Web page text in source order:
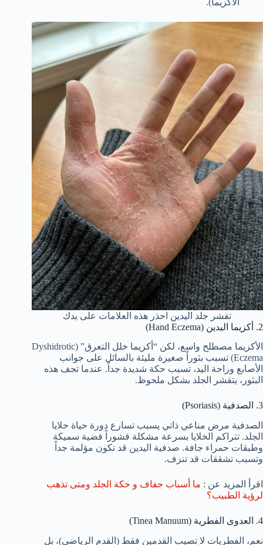
الأكزيما).
تقشر جلد اليدين احذر هذه العلامات على يدك
2. أكزيما اليدين (Hand Eczema)
الأكزيما مصطلح واسع، لكن “أكزيما خلل التعرق” (Dyshidrotic
Eczema) تسبب بثوراً صغيرة مليئة بالسائل على جوانب
الأصابع وراحة اليد، تسبب حكة شديدة جداً. عندما تجف هذه
البثور، يتقشر الجلد بشكل ملحوظ.
3. الصدفية (Psoriasis)
الصدفية مرض مناعي ذاتي يسبب تسارع دورة حياة خلايا
الجلد. تتراكم الخلايا بسرعة مشكلة قشوراً فضية سميكة
وطبقات حمراء جافة. صدفية اليدين قد تكون مؤلمة جداً
وتسبب تشققات قد تنزف.
اقرأ المزيد عن : ما أسباب جفاف و حكة الجلد ومتى تذهب
لرؤية الطبيب؟
4. العدوى الفطرية (Tinea Manuum)
نعم، الفطريات لا تصيب القدمين فقط (القدم الرياضي)، بل